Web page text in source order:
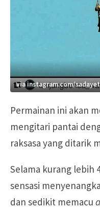
via instagram.com/
Permainan ini akan
mengitari pantai
raksasa yang ditarik
Selama kurang lebih
sensasi
dan sedikit memacu